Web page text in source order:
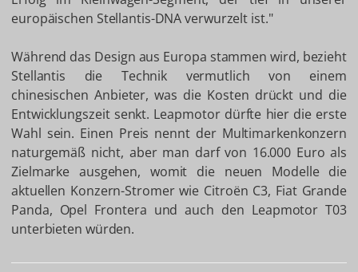
europäischen Stellantis-DNA verwurzelt ist."
Während das Design aus Europa stammen wird, bezieht
Stellantis die Technik vermutlich von einem
chinesischen Anbieter, was die Kosten drückt und die
Entwicklungszeit senkt. Leapmotor dürfte hier die erste
Wahl sein. Einen Preis nennt der Multimarkenkonzern
naturgemäß nicht, aber man darf von 16.000 Euro als
Zielmarke ausgehen, womit die neuen Modelle die
aktuellen Konzern-Stromer wie Citroën C3, Fiat Grande
Panda, Opel Frontera und auch den Leapmotor T03
unterbieten würden.